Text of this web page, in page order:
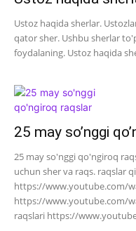
Ustoz haqida sherlar.
qator sher. Ushbu sherlar
foydalaning. Ustoz haqida
25 may so’nggi
25 may so'nggi qo'ngiroq
uchun sher va raqs. raqslar
https://www.youtube.com/
https://www.youtube.com/
raqslari https://